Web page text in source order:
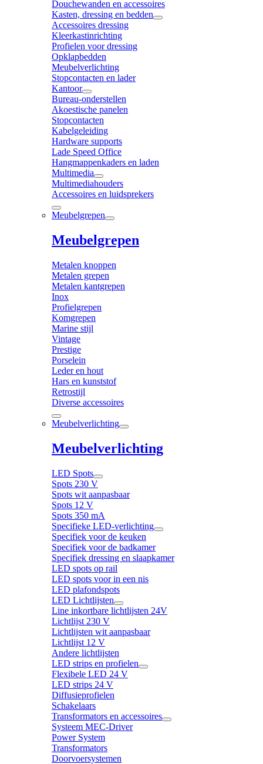
Douchewanden en accessoires
Kasten, dressing en bedden
Accessoires dressing
Kleerkastinrichting
Profielen voor dressing
Opklapbedden
Meubelverlichting
Stopcontacten en lader
Kantoor
Bureau-onderstellen
Akoestische panelen
Stopcontacten
Kabelgeleiding
Hardware supports
Lade Speed Office
Hangmappenkaders en laden
Multimedia
Multimediahouders
Accessoires en luidsprekers
Meubelgrepen
Meubelgrepen
Metalen knoppen
Metalen grepen
Metalen kantgrepen
Inox
Profielgrepen
Komgrepen
Marine stijl
Vintage
Prestige
Porselein
Leder en hout
Hars en kunststof
Retrostijl
Diverse accessoires
Meubelverlichting
Meubelverlichting
LED Spots
Spots 230 V
Spots wit aanpasbaar
Spots 12 V
Spots 350 mA
Specifieke LED-verlichting
Specifiek voor de keuken
Specifiek voor de badkamer
Specifiek dressing en slaapkamer
LED spots op rail
LED spots voor in een nis
LED plafondspots
LED Lichtlijsten
Line inkortbare lichtlijsten 24V
Lichtlijst 230 V
Lichtlijsten wit aanpasbaar
Lichtlijst 12 V
Andere lichtlijsten
LED strips en profielen
Flexibele LED 24 V
LED strips 24 V
Diffusieprofielen
Schakelaars
Transformators en accessoires
Systeem MEC-Driver
Power System
Transformators
Doorvoersystemen